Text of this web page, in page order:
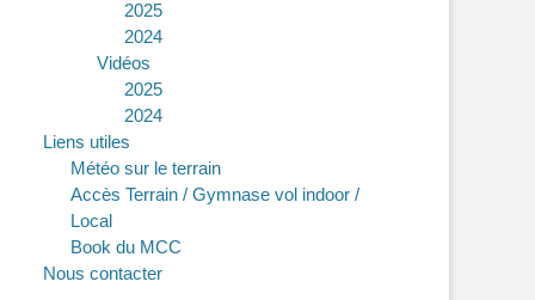
2025
2024
Vidéos
2025
2024
Liens utiles
Météo sur le terrain
Accès Terrain / Gymnase vol indoor /
Local
Book du MCC
Nous contacter